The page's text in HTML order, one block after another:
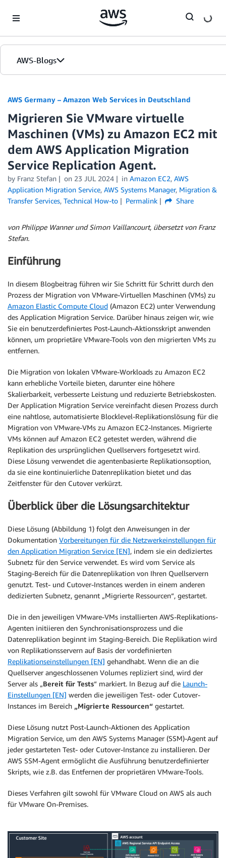
AWS-Blogs
Editionen
AWS Germany – Amazon Web Services in Deutschland
Migrieren Sie VMware virtuelle
Maschinen (VMs) zu Amazon EC2 mit
dem AWS Application Migration
Service Replication Agent.
by Franz Stefan on 23 JUL 2024 in Amazon EC2, AWS
Application Migration Service, AWS Systems Manager, Migration &
Transfer Services, Technical How-to Permalink Share
von Philippe Wanner und Simon Vaillancourt, übersetzt von Franz
Stefan.
Einführung
In diesem Blogbeitrag führen wir Sie Schritt für Schritt durch den
Prozess der Migration von VMware-Virtuellen Maschinen (VMs) zu
Amazon Elastic Compute Cloud (Amazon EC2) unter Verwendung
des Application Migration Service. Darüber hinaus zeigen wir, wie
Sie ein benutzerdefiniertes Post-Launch-Aktionsskript anwenden
können, um proprietäre VMware-Tools von den migrierten VMs zu
entfernen.
Die Migration von lokalen VMware-Workloads zu Amazon EC2
kann erhebliche Vorteile bieten, darunter eine höhere
Skalierbarkeit, verbesserte Leistung und reduzierte Betriebskosten.
Der Application Migration Service vereinfacht diesen Prozess durch
eine nahtlose, automatisierte Blocklevel-Replikationslösung für die
Migration von VMware-VMs zu Amazon EC2-Instances. Migrierte
VMs können auf Amazon EC2 getestet werden, während die
Replikation des ursprünglichen Quellservers fortgesetzt wird.
Diese Lösung verwendet die agentenbasierte Replikationsoption,
da sie eine kontinuierliche Datenreplikation bietet und das
Zeitfenster für den Cutover verkürzt.
Überblick über die Lösungsarchitektur
Diese Lösung (Abbildung 1) folgt den Anweisungen in der
Dokumentation Vorbereitungen für die Netzwerkeinstellungen für
den Application Migration Service [EN], indem sie ein dediziertes
Subnetz für den Service verwendet. Es wird vom Service als
Staging-Bereich für die Datenreplikation von Ihren Quellservern
genutzt. Test- und Cutover-Instances werden in einem anderen
dedizierten Subnetz, genannt „Migrierte Ressourcen“, gestartet.
Die in den jeweiligen VMware-VMs installierten AWS-Replikations-
Agenten initiieren den Synchronisationsprozess und die
Datenreplikation beginnt im Staging-Bereich. Die Replikation wird
von Replikationsservern auf Basis der vordefinierten
Replikationseinstellungen [EN] gehandhabt. Wenn die an die
Quellserver angeschlossenen Volumes repliziert sind, wird der
Server als „Bereit für Tests“ markiert. In Bezug auf die Launch-
Einstellungen [EN] werden die jeweiligen Test- oder Cutover-
Instances im Bereich „Migrierte Ressourcen“ gestartet.
Diese Lösung nutzt Post-Launch-Aktionen des Application
Migration Service, um den AWS Systems Manager (SSM)-Agent auf
jeder gestarteten Test- oder Cutover-Instance zu installieren. Der
AWS SSM-Agent ermöglicht die Ausführung benutzerdefinierter
Skripts, wie z.B. das Entfernen der proprietären VMware-Tools.
Dieses Verfahren gilt sowohl für VMware Cloud on AWS als auch
für VMware On-Premises.